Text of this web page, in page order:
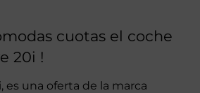
cuotas el coche
20i !
es una oferta de la marca